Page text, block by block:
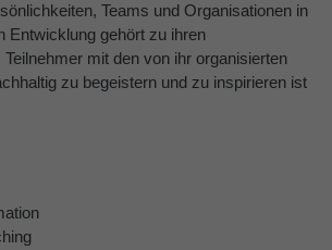
Teams und Organisationen in
Entwicklung gehört zu ihren
mit den von ihr organisierten
zu begeistern und zu inspirieren ist